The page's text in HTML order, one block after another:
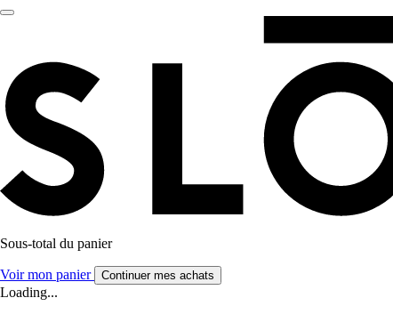
Sous-total du panier
Voir mon panier Continuer mes achats
Loading...